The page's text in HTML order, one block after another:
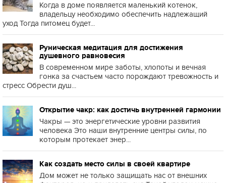
Когда в доме появляется маленький котенок,
владельцу необходимо обеспечить надлежащий
уход Тогда питомец будет...
Руническая медитация для достижения
душевного равновесия
В современном мире заботы, хлопоты и вечная
гонка за счастьем часто порождают тревожность и
стресс Обрести душ...
Открытие чакр: как достичь внутренней гармонии
Чакры — это энергетические уровни развития
человека Это наши внутренние центры силы, по
которым протекает энер...
Как создать место силы в своей квартире
Дом может не только защищать нас от внешних